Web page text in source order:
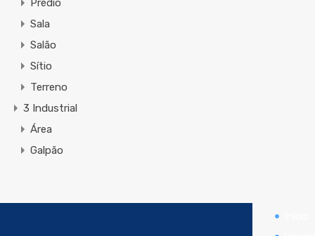
Sala
Salão
Sítio
Terreno
3 Industrial
Área
Galpão